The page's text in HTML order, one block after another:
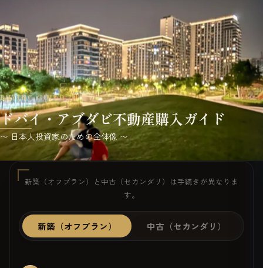
BUYING GUIDE
ドバイ・アブダビ不動産購入ガイド
〜 日本人投資家のための全体像 〜
新築（オフプラン）と中古（セカンダリ）は手続きが異なりま
す。
新築（オフプラン） 中古（セカンダリ）